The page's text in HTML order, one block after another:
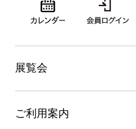
展覧会
ご利用案内